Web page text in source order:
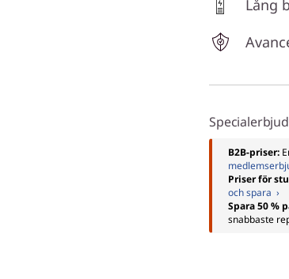
Lång
B2B-priser:
Priser för
och spara ›
Spara 50 %
snabbaste